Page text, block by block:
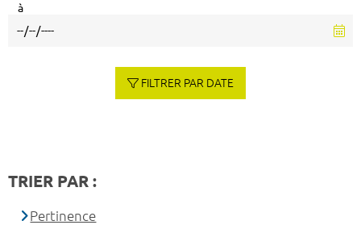
à
FILTRER PAR DATE
TRIER PAR :
Pertinence